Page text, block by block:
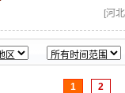
[河
1 2